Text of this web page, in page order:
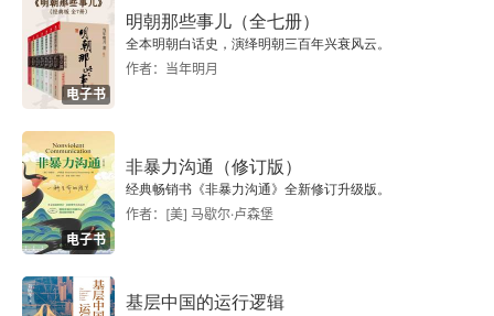
电子书
明朝那些事儿（全七册）
全本明朝白话史，演绎明朝三百年兴衰风云。
作者：当年明月
电子书
非暴力沟通（修订版）
经典畅销书《非暴力沟通》全新修订升级版。
作者：[美] 马歇尔·卢森堡
基层中国的运行逻辑